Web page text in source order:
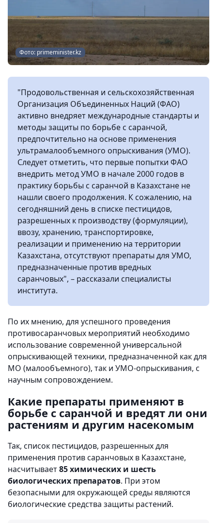
Фото: primeminister.kz
"Продовольственная и сельскохозяйственная
Организация Объединенных Наций (ФАО)
активно внедряет международные стандарты и
методы защиты по борьбе с саранчой,
предпочтительно на основе применения
ультрамалообъемного опрыскивания (УМО).
Следует отметить, что первые попытки ФАО
внедрить метод УМО в начале 2000 годов в
практику борьбы с саранчой в Казахстане не
нашли своего продолжения. К сожалению, на
сегодняшний день в списке пестицидов,
разрешенных к производству (формуляции),
ввозу, хранению, транспортировке,
реализации и применению на территории
Казахстана, отсутствуют препараты для УМО,
предназначенные против вредных
саранчовых", – рассказали специалисты
института.
По их мнению, для успешного проведения
противосаранчовых мероприятий необходимо
использование современной универсальной
опрыскивающей техники, предназначенной как для
МО (малообъемного), так и УМО-опрыскивания, с
научным сопровождением.
Какие препараты применяют в
борьбе с саранчой и вредят ли они
растениям и другим насекомым
Так, список пестицидов, разрешенных для
применения против саранчовых в Казахстане,
насчитывает85 химических и шесть
биологических препаратов. При этом
безопасными для окружающей среды являются
биологические средства защиты растений.